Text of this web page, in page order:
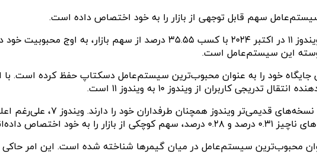
این سیستم‌عامل است.
نظرسنجی استیم نشان می‌دهد که ویندوز ۱۱ به عنوان محبوب‌ترین سیستم‌عامل در میان گیمرها شناخته